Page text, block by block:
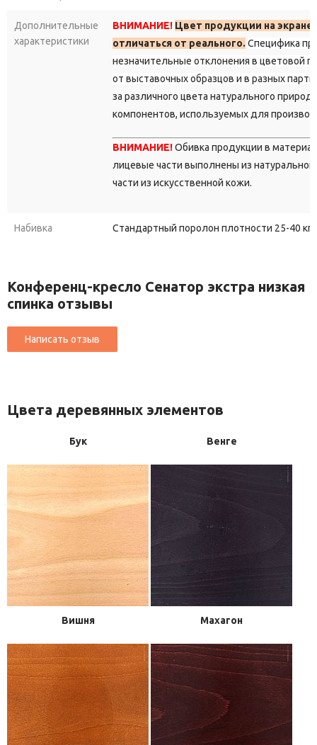
Дополнительные
характеристики
ВНИМАНИЕ! Цвет продукции на
отличаться от реального. Специфика
незначительные отклонения в цветовой
от выставочных образцов и в разных
за различного цвета натурального
компонентов, используемых для
ВНИМАНИЕ!Обивка продукции в
лицевые части выполнены из
части из искусственной кожи.
Набивка Стандартный поролон плотности 25-40
Конференц-кресло Сенатор экстра низкая
спинка отзывы
Цвета деревянных элементов
Бук Венге
Вишня Махагон